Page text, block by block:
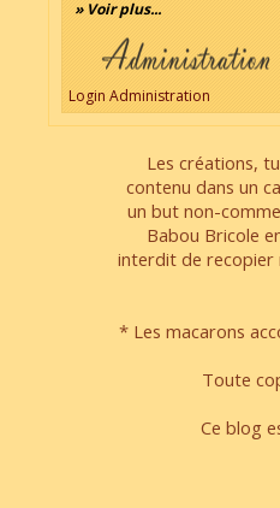
» Voir plus...
Login Administration
Les créations,
contenu dans un
un but non-
Babou Bricole
interdit de recopier
* Les macarons
Toute
Ce blog